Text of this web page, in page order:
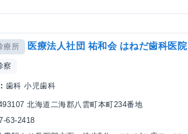
療所 医療法人社団 祐和会 はねだ歯科医院
察
歯科 小児歯科
北海道二海郡八雲町本町234番地
63-2418